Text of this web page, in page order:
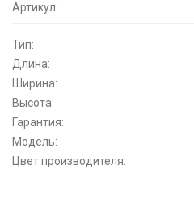
Артикул:
Тип:
Длина:
Ширина:
Высота:
Гарантия:
Модель:
Цвет производителя: